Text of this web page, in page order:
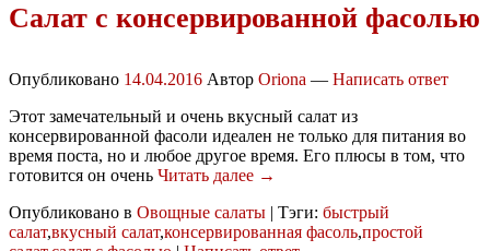
Салат с консервированной фасолью
Опубликовано 14.04.2016 Автор Oriona — Написать ответ
Этот замечательный и очень вкусный салат из
консервированной фасоли идеален не только для питания во
время поста, но и любое другое время. Его плюсы в том, что
готовится он очень Читать далее →
Опубликовано в Овощные салаты | Тэги: быстрый
салат,вкусный салат,консервированная фасоль,простой